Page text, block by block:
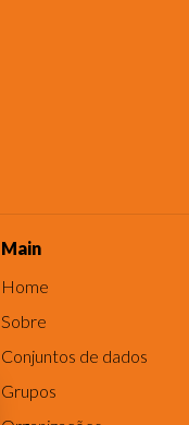
Main
Home
Sobre
Conjuntos de dados
Grupos